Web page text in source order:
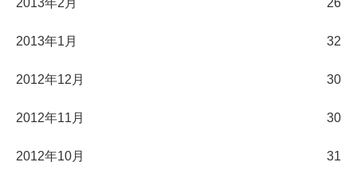
2013年1月 32
2012年12月 30
2012年11月 30
2012年10月 31